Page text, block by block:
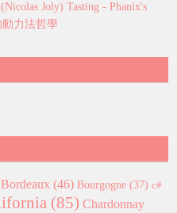
Joly) Tasting - Phanix's
動力法哲學
Bordeaux (46) Bourgogne (37) c#
(85) Chardonnay